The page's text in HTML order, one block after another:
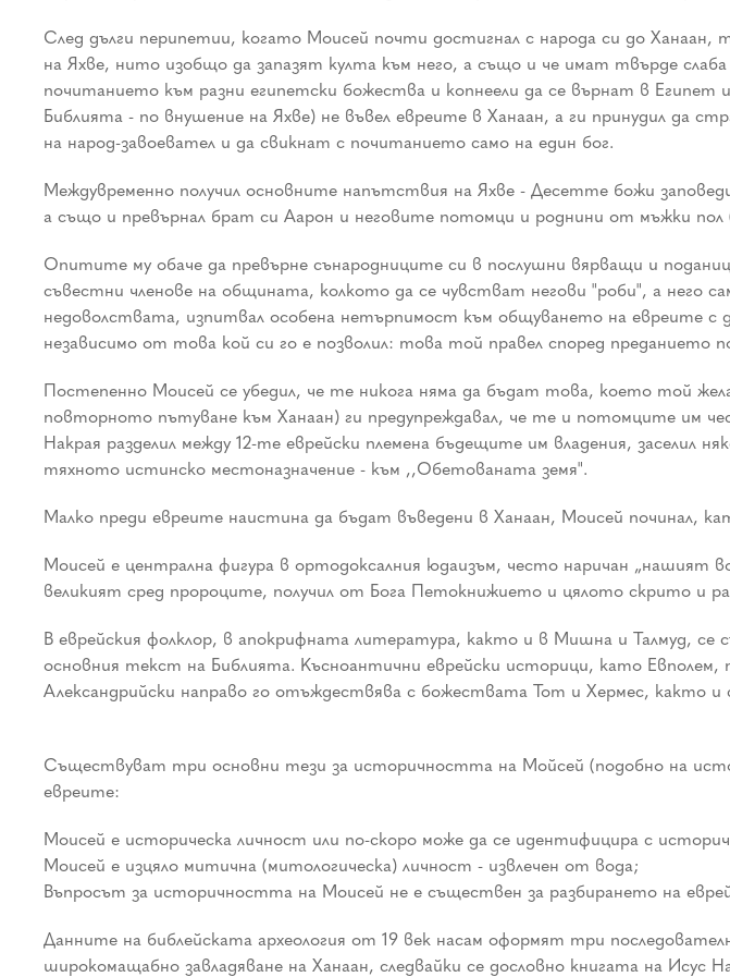
След дълги перипетии, когато Моисей почти достигнал с народа си до
на Яхве, нито изобщо да запазят култа към него, а също и че имат твърде
почитанието към разни египетски божества и копнеели да се върнат в
Библията - по внушение на Яхве) не въвел евреите в Ханаан, а ги принудил да
на народ-завоевател и да свикнат с почитанието само на един бог.
Междувременно получил основните напътствия на Яхве - Десетте божи
а също и превърнал брат си Аарон и неговите потомци и роднини от мъжки пол
Опитите му обаче да превърне сънародниците си в послушни вярващи и
съвестни членове на общината, колкото да се чувстват негови "роби", а него
недоволствата, изпитвал особена нетърпимост към общуването на евреите с
независимо от това кой си го е позволил: това той правел според преданието
Постепенно Моисей се убедил, че те никога няма да бъдат това, което той
повторното пътуване към Ханаан) ги предупреждавал, че те и потомците им
Накрая разделил между 12-те еврейски племена бъдещите им владения,
тяхното истинско местоназначение - към ,,Обетованата земя".
Малко преди евреите наистина да бъдат въведени в Ханаан, Моисей починал,
Моисей е централна фигура в ортодоксалния юдаизъм, често наричан „нашият
великият сред пророците, получил от Бога Петокнижието и цялото скрито и
В еврейския фолклор, в апокрифната литература, както и в Мишна и Талмуд,
основния текст на Библията. Късноантични еврейски историци, като
Александрийски направо го отъждествява с божествата Тот и Хермес, както и
Съществуват три основни тези за историчността на Мойсей (подобно на
евреите:
Моисей е историческа личност или по-скоро може да се идентифицира с
Моисей е изцяло митична (митологическа) личност - извлечен от вода;
Въпросът за историчността на Моисей не е съществен за разбирането на
Данните на библейската археология от 19 век насам оформят три
широкомащабно завладяване на Ханаан, следвайки се дословно книгата на Исус